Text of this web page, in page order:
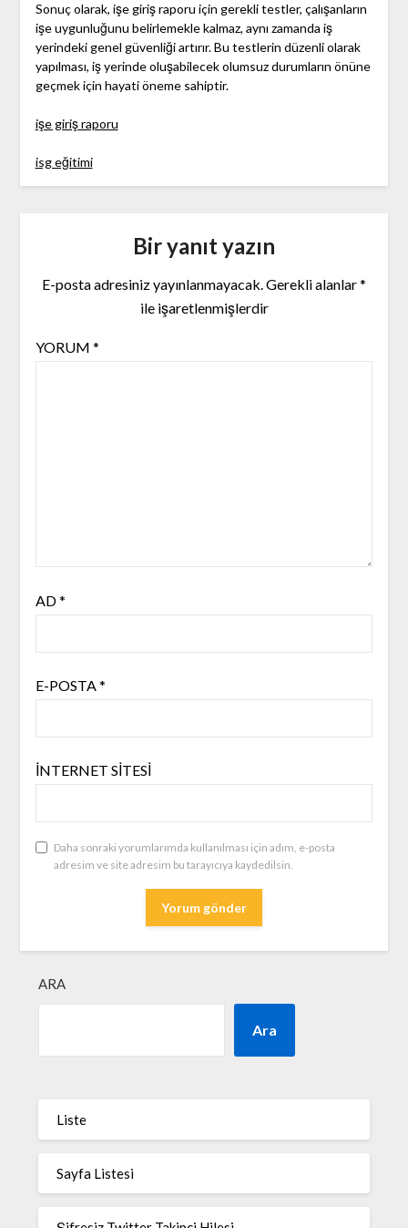
Sonuç olarak, işe giriş raporu için gerekli testler, çalışanların
işe uygunluğunu belirlemekle kalmaz, aynı zamanda iş
yerindeki genel güvenliği artırır. Bu testlerin düzenli olarak
yapılması, iş yerinde oluşabilecek olumsuz durumların önüne
geçmek için hayati öneme sahiptir.
işe giriş raporu
isg eğitimi
Bir yanıt yazın
E-posta adresiniz yayınlanmayacak.Gerekli alanlar*
ile işaretlenmişlerdir
YORUM *
AD*
E-POSTA*
İNTERNET SITESI
Daha sonraki yorumlarımda kullanılması için adım, e-posta
adresim ve site adresim bu tarayıcıya kaydedilsin.
ARA
Ara
Liste
Sayfa Listesi